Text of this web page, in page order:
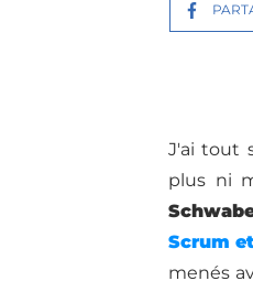
J'ai tout
plus ni
Scrum
menés